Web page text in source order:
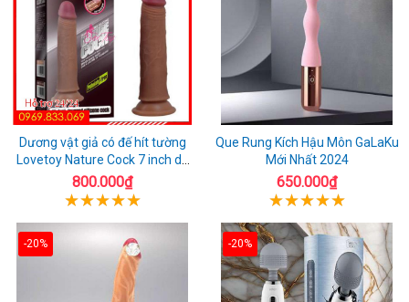
Dương vật giả có đế hít tường
Lovetoy Nature Cock 7 inch da
đen
800.000₫
Que Rung Kích Hậu Môn GaLaKu
Mới Nhất 2024
650.000₫
-20% -20%